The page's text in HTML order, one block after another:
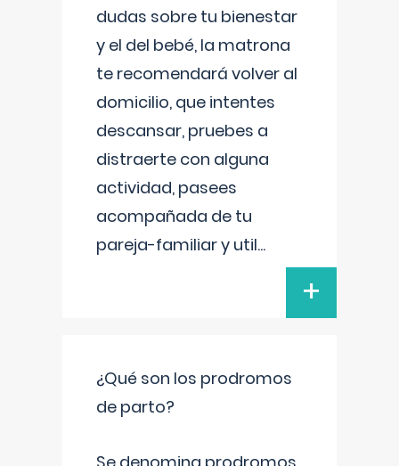
dudas sobre tu bienestar
y el del bebé, la matrona
te recomendará volver al
domicilio, que intentes
descansar, pruebes a
distraerte con alguna
actividad, pasees
acompañada de tu
pareja-familiar y util...
+
¿Qué son los prodromos
de parto?